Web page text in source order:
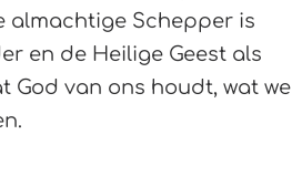
almachtige Schepper is
en de Heilige Geest als
God van ons houdt, wat we